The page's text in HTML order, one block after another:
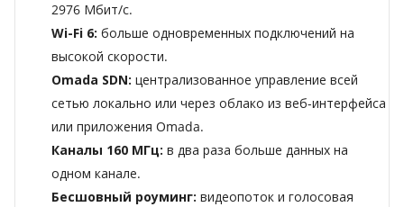
2976 Мбит/с.
Wi-Fi 6: больше одновременных подключений на
высокой скорости.
Omada SDN: централизованное управление всей
сетью локально или через облако из веб-интерфейса
или приложения Omada.
Каналы 160 МГц: в два раза больше данных на
одном канале.
Бесшовный роуминг: видеопоток и голосовая